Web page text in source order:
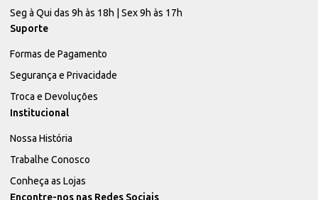
Seg à Qui das 9h às 18h | Sex 9h às 17h
Suporte
Formas de Pagamento
Segurança e Privacidade
Troca e Devoluções
Institucional
Nossa História
Trabalhe Conosco
Conheça as Lojas